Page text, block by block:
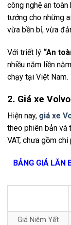
công nghệ an
tưởng cho những
vừa bền bỉ, vừa
Với triết lý “An
nhiều năm liền
chạy tại Việt Nam.
2. Giá xe
Hiện nay, giá xe
theo phiên bản và
VAT, chưa gồm chi
BẢNG GIÁ LĂN
Giá Niêm Yết